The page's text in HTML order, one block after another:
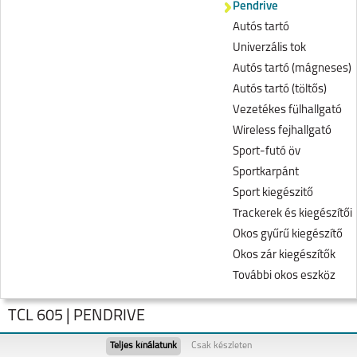
Pendrive
Autós tartó
Univerzális tok
Autós tartó (mágneses)
Autós tartó (töltős)
Vezetékes fülhallgató
Wireless fejhallgató
Sport-futó öv
Sportkarpánt
Sport kiegészitő
Trackerek és kiegészítői
Okos gyűrű kiegészítő
Okos zár kiegészítők
További okos eszköz
TCL 605 | PENDRIVE
Teljes kínálatunk Csak készleten